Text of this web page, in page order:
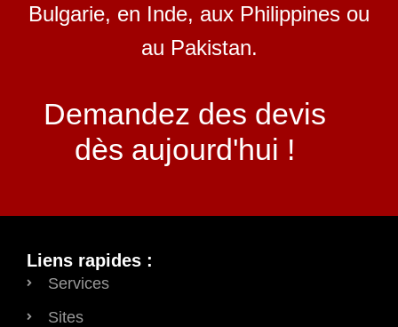
Bulgarie, en Inde, aux Philippines ou
au Pakistan.
Demandez des devis
dès aujourd'hui !
Liens rapides :
Services
Sites